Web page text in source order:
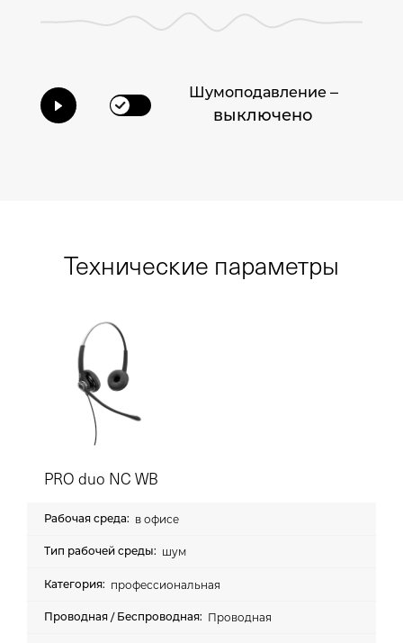
Шумоподавление –
выключено
Технические параметры
PRO duo NC WB
в офисе
шум
профессиональная
Проводная